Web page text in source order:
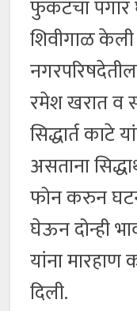
फुकटचा
शिवीगाळ
रमेश खरात व
सिद्धार्त काटे
असताना
फोन करुन
घेऊन दोन्ही
यांना
दिली.